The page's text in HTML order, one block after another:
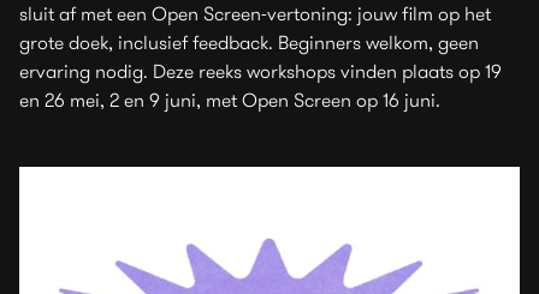
sluit af met een Open Screen-vertoning: jouw film op het
grote doek, inclusief feedback. Beginners welkom, geen
ervaring nodig. Deze reeks workshops vinden plaats op 19
en 26 mei, 2 en 9 juni, met Open Screen op 16 juni.